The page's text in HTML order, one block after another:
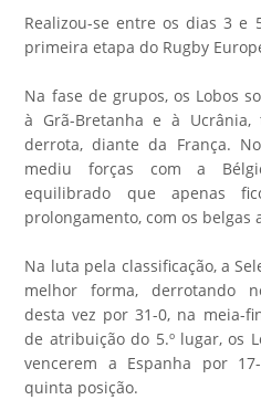
Realizou-se entre os dias 3 e
primeira etapa do Rugby
Na fase de grupos, os Lobos
à Grã-Bretanha e à
derrota, diante da França.
mediu forças com a
equilibrado que apenas
prolongamento, com os belgas
Na luta pela classificação, a
melhor forma, derrotando
desta vez por 31-0, na meia-
de atribuição do 5.º lugar, os
vencerem a Espanha por
quinta posição.